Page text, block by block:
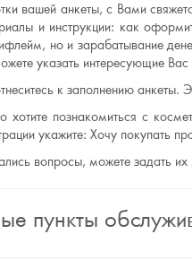
вашей анкеты, с Вами
и инструкции: как
но и зарабатывание
указать интересующие
к заполнению
хотите познакомиться с
укажите: Хочу покупать
вопросы, можете задать
пункты